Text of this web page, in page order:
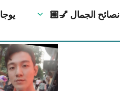
🧘 ‍♀️ يوجا 💅🏼 نصائح الجمال